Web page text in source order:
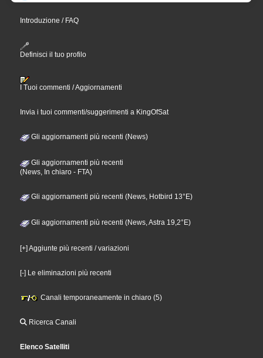
Introduzione / FAQ
Definisci il tuo profilo
I Tuoi commenti / Aggiornamenti
Invia i tuoi commenti/suggerimenti a KingOfSat
Gli aggiornamenti più recenti (News)
Gli aggiornamenti più recenti
(News, In chiaro - FTA)
Gli aggiornamenti più recenti (News, Hotbird 13°E)
Gli aggiornamenti più recenti (News, Astra 19,2°E)
[+] Aggiunte più recenti / variazioni
[-] Le eliminazioni più recenti
Canali temporaneamente in chiaro (5)
Ricerca Canali
Elenco Satelliti